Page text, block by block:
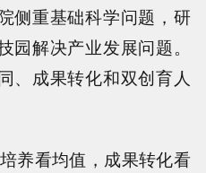
侧重基础科学问题，研
园解决产业发展问题。
、成果转化和双创育人
养看均值，成果转化看